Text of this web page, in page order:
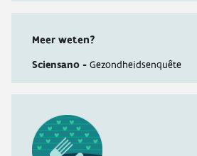
Meer weten?
Sciensano - Gezondheidsenquête